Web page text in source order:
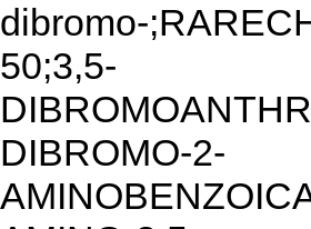
dibromo-
50;3,5-
DIBROMO-2-